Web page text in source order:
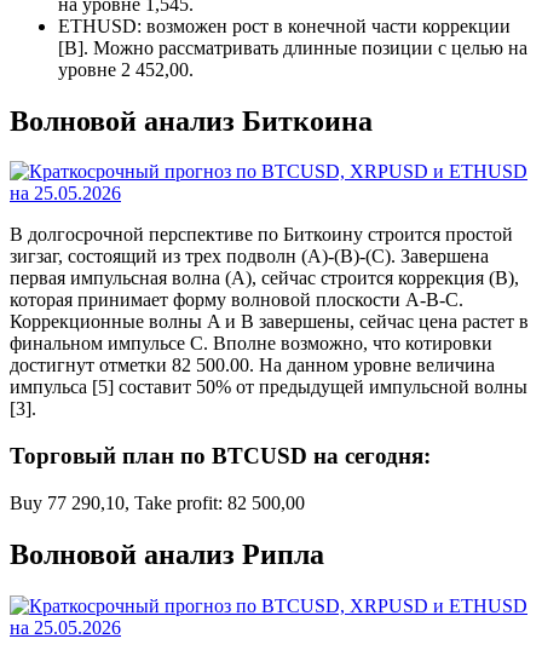
ETHUSD: возможен рост в конечной части коррекции
[B]. Можно рассматривать длинные позиции с целью на
уровне 2 452,00.
Волновой анализ Биткоина
В долгосрочной перспективе по Биткоину строится простой
зигзаг, состоящий из трех подволн (A)-(B)-(C). Завершена
первая импульсная волна (A), сейчас строится коррекция (B),
которая принимает форму волновой плоскости A-B-C.
Коррекционные волны A и B завершены, сейчас цена растет в
финальном импульсе C. Вполне возможно, что котировки
достигнут отметки 82 500.00. На данном уровне величина
импульса [5] составит 50% от предыдущей импульсной волны
[3].
Торговый план по BTCUSD на сегодня:
Buy 77 290,10, Take profit: 82 500,00
Волновой анализ Рипла